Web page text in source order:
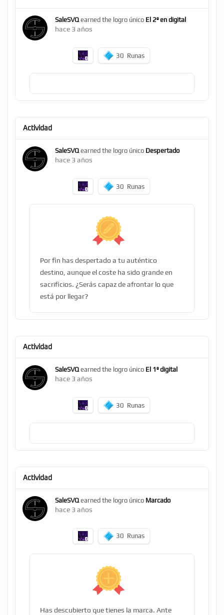
SaleSVQearned the logro único El 2º en digital
hace 3 años
30 Runas
Actividad
SaleSVQearned the logro único Despertado
hace 3 años
30 Runas
Por fin has despertado a tu auténtico
destino, aunque el coste ha sido grande en
sacrificios. ¿Serás capaz de afrontar lo que
está por llegar?
Actividad
SaleSVQearned the logro único El 1º digital
hace 3 años
30 Runas
Actividad
SaleSVQearned the logro único Marcado
hace 3 años
30 Runas
Has descubierto que tienes la marca. Ante